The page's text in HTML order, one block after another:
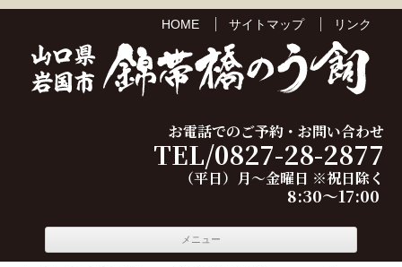
HOME サイトマップ リンク
お電話でのご予約・お問い合わせ
TEL/0827-28-2877
（平日）月～金曜日 ※祝日除く
8:30～17:00
メニュー